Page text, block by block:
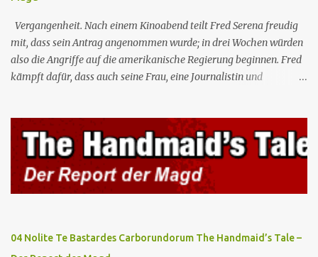
Vergangenheit. Nach einem Kinoabend teilt Fred Serena freudig
mit, dass sein Antrag angenommen wurde; in drei Wochen würden
also die Angriffe auf die amerikanische Regierung beginnen. Fred
kämpft dafür, dass auch seine Frau, eine Journalistin und
Teilnahme von Frauen weiterhin entschieden ab. Gegenwart. Die
Waterfords beherbergen eine Delegation aus Mexiko, um ein für
Gilead lebenswichtiges Handelsabkommen zu unterzeichnen.
Botschafterin Castillo konfrontiert Serena mit ihrem Buch „Der
Platz einer Frau”, das als Manifest von Gilead gilt und einen
oberstes Gut die Fortpflanzung ist. June und andere Mägde werden
04 Nolite Te Bastardes Carborundorum The Handmaid’s Tale –